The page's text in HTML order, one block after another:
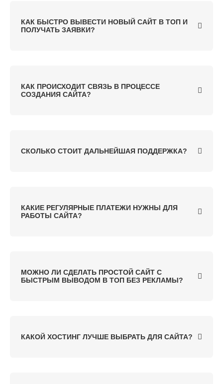
КАК БЫСТРО ВЫВЕСТИ НОВЫЙ САЙТ В ТОП И
ПОЛУЧАТЬ ЗАЯВКИ?
КАК ПРОИСХОДИТ СВЯЗЬ В ПРОЦЕССЕ
СОЗДАНИЯ САЙТА?
СКОЛЬКО СТОИТ ДАЛЬНЕЙШАЯ ПОДДЕРЖКА?
КАКИЕ РЕГУЛЯРНЫЕ ПЛАТЕЖИ НУЖНЫ ДЛЯ
РАБОТЫ САЙТА?
МОЖНО ЛИ СДЕЛАТЬ ПРОСТОЙ САЙТ С
БЫСТРЫМ ВЫВОДОМ В ТОП БЕЗ РЕКЛАМЫ?
КАКОЙ ХОСТИНГ ЛУЧШЕ ВЫБРАТЬ ДЛЯ САЙТА?